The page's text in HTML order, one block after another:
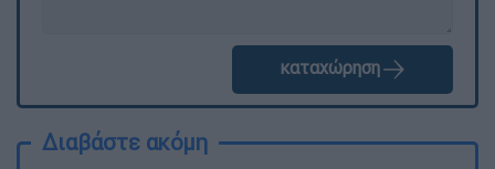
καταχώρηση
Διαβάστε ακόμη